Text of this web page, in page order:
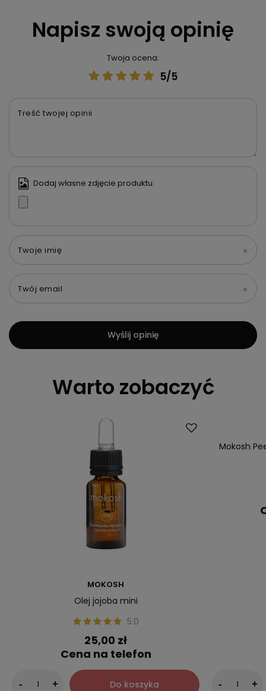
Napisz swoją opinię
Twoja ocena:
5/5
Treść twojej opinii
Dodaj własne zdjęcie produktu:
Twoje imię
Twój email
Wyślij opinię
Warto zobaczyć
MOKOSH
Olej jojoba mini
5.0
25,00 zł
Cena na telefon
- + Do koszyka
Mokosh
- +